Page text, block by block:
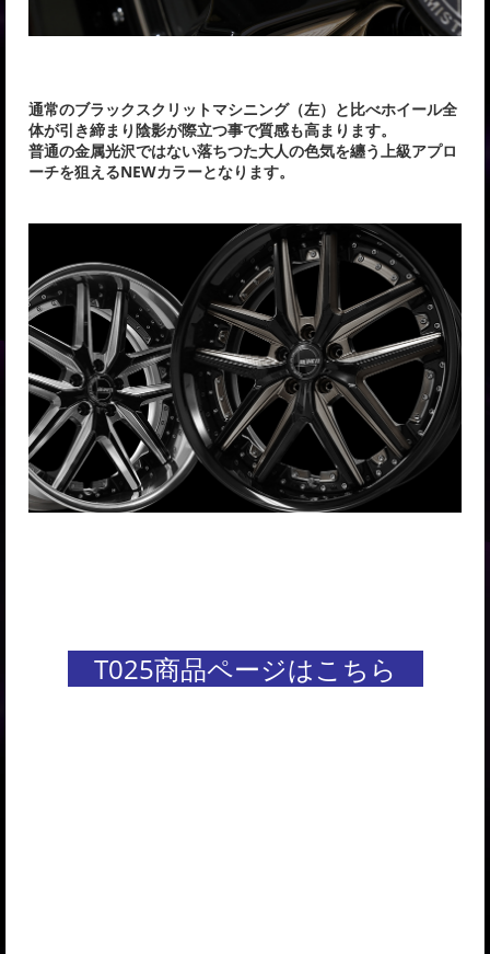
通常のブラックスクリットマシニング（左）と比べホイール全
体が引き締まり陰影が際立つ事で質感も高まります。
普通の金属光沢ではない落ちつた大人の色気を纏う上級アプロ
ーチを狙えるNEWカラーとなります。
T025商品ページはこちら